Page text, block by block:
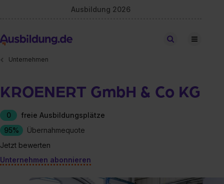
Ausbildung 2026
Stellen finden
Unternehmen
KROENERT GmbH & Co KG
0
freie Ausbildungsplätze
95%
Übernahmequote
Jetzt bewerten
Unternehmen abonnieren